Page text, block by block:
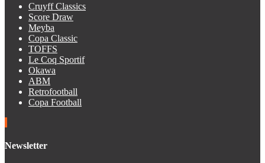
Cruyff Classics
Score Draw
Meyba
Copa Classic
TOFFS
Le Coq Sportif
Okawa
ABM
Retrofootball
Copa Football
Newsletter